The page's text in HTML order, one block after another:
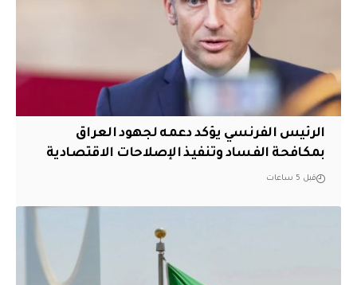
الرئيس الفرنسي يؤكد دعمه لجهود العراق
بمكافحة الفساد وتنفيذ الإصلاحات الاقتصادية
قبل 5 ساعات